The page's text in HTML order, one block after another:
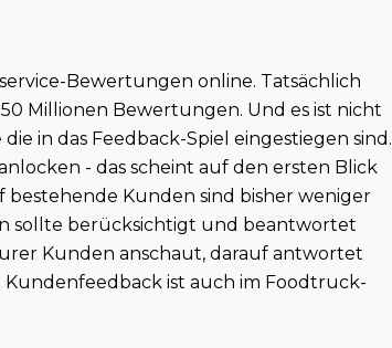
Bewertungen online. Tatsächlich
Millionen Bewertungen. Und es ist nicht
in das Feedback-Spiel eingestiegen sind.
- das scheint auf den ersten Blick
Kunden sind bisher weniger
sollte berücksichtigt und beantwortet
Kunden anschaut, darauf antwortet
ist auch im Foodtruck-